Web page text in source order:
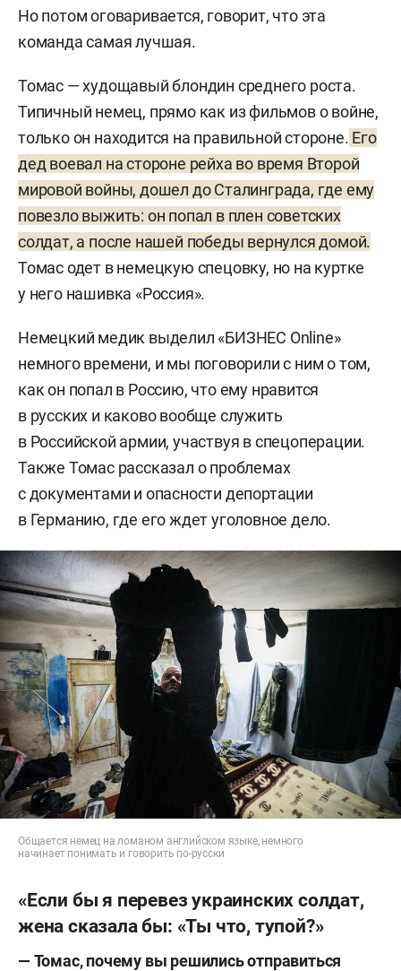
Но потом оговаривается, говорит, что эта
команда самая лучшая.
Томас — худощавый блондин среднего роста.
Типичный немец, прямо как из фильмов о войне,
только он находится на правильной стороне. Его
дед воевал на стороне рейха во время Второй
мировой войны, дошел до Сталинграда, где ему
повезло выжить: он попал в плен советских
солдат, а после нашей победы вернулся домой.
Томас одет в немецкую спецовку, но на куртке
у него нашивка «Россия».
Немецкий медик выделил «БИЗНЕС Online»
немного времени, и мы поговорили с ним о том,
как он попал в Россию, что ему нравится
в русских и каково вообще служить
в Российской армии, участвуя в спецоперации.
Также Томас рассказал о проблемах
с документами и опасности депортации
в Германию, где его ждет уголовное дело.
Общается немец на ломаном английском языке, немного
начинает понимать и говорить по-русски
«Если бы я перевез украинских солдат,
жена сказала бы: «Ты что, тупой?»
— Томас, почему вы решились отправиться